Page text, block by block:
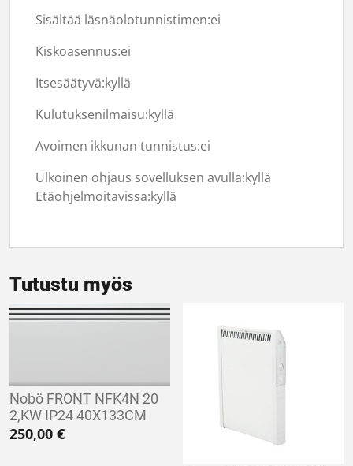
Sisältää läsnäolotunnistimen:ei
Kiskoasennus:ei
Itsesäätyvä:kyllä
Kulutuksenilmaisu:kyllä
Avoimen ikkunan tunnistus:ei
Ulkoinen ohjaus sovelluksen avulla:kyllä
Etäohjelmoitavissa:kyllä
Tutustu myös
Nobö FRONT NFK4N 20
2,KW IP24 40X133CM
250,00 €